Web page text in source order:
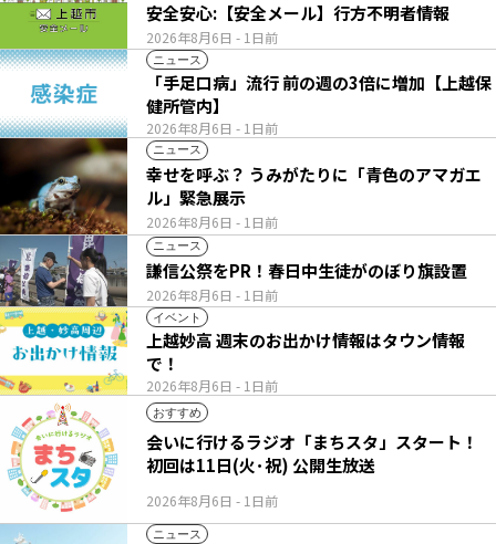
2026年8月6日 - 1日前
安全安心:【安全メール】行方不明者情報
ニュース
2026年8月6日 - 1日前
「手足口病」流行 前の週の3倍に増加【上越保
健所管内】
ニュース
2026年8月6日 - 1日前
幸せを呼ぶ？ うみがたりに「青色のアマガエ
ル」緊急展示
ニュース
2026年8月6日 - 1日前
謙信公祭をPR！春日中生徒がのぼり旗設置
イベント
2026年8月6日 - 1日前
上越妙高 週末のお出かけ情報はタウン情報
で！
おすすめ
2026年8月6日 - 1日前
会いに行けるラジオ「まちスタ」スタート！
初回は11日(火･祝) 公開生放送
ニュース